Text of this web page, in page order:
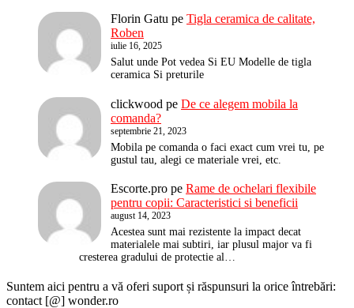
Florin Gatu pe Tigla ceramica de calitate,
Roben
iulie 16, 2025
Salut unde Pot vedea Si EU Modelle de tigla
ceramica Si preturile
clickwood pe De ce alegem mobila la
comanda?
septembrie 21, 2023
Mobila pe comanda o faci exact cum vrei tu, pe
gustul tau, alegi ce materiale vrei, etc.
Escorte.pro pe Rame de ochelari flexibile
pentru copii: Caracteristici si beneficii
august 14, 2023
Acestea sunt mai rezistente la impact decat
materialele mai subtiri, iar plusul major va fi
cresterea gradului de protectie al…
Suntem aici pentru a vă oferi suport și răspunsuri la orice întrebări:
contact [@] wonder.ro